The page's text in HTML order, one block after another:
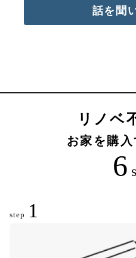
話を聞
リノベ
お家を購
6
step 1